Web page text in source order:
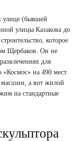
улице (бывшей
улицы Казакова до
которое
Щербаков. Он не
для
«Космос» на 490 мест.
магазин, а вот жилой
на стандартные